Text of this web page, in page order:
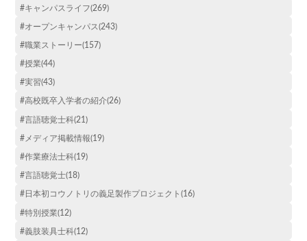
#キャンパスライフ(269)
#オープンキャンパス(243)
#職業ストーリー(157)
#授業(44)
#実習(43)
#高校既卒入学者の紹介(26)
#言語聴覚士科(21)
#メディア掲載情報(19)
#作業療法士科(19)
#言語聴覚士(18)
#日本初コウノトリの義足製作プロジェクト(16)
#特別授業(12)
#義肢装具士科(12)